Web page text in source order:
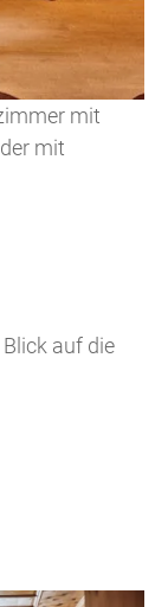
mit
mit
auf die